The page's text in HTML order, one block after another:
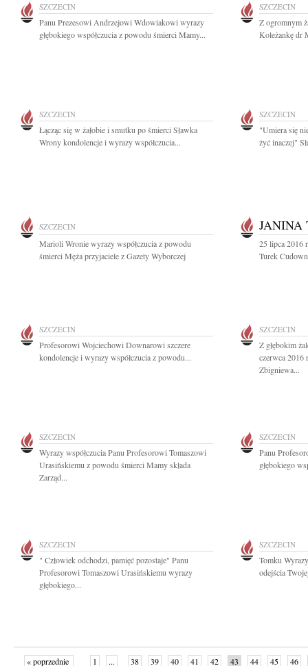
SZCZECIN
Panu Prezesowi Andrzejowi Wdowiakowi wyrazy
głębokiego współczucia z powodu śmierci Mamy...
SZCZECIN
Z ogromnym
Koleżankę dr
SZCZECIN
Łącząc się w żałobie i smutku po śmierci Sławka
Wrony kondolencje i wyrazy współczucia...
SZCZECIN
"Umiera się
żyć inaczej"
SZCZECIN
Marioli Wronie wyrazy współczucia z powodu
śmierci Męża przyjaciele z Gazety Wyborczej
JANINA
25 lipca 2016
Turek
SZCZECIN
Profesorowi Wojciechowi Downarowi szczere
kondolencje i wyrazy współczucia z powodu...
SZCZECIN
Z głębokim
czerwca 2016
Zbigniewa...
SZCZECIN
Wyrazy współczucia Panu Profesorowi Tomaszowi
Urasińskiemu z powodu śmierci Mamy składa
Zarząd...
SZCZECIN
Panu
głębokiego
SZCZECIN
" Człowiek odchodzi, pamięć pozostaje" Panu
Profesorowi Tomaszowi Urasińskiemu wyrazy
głębokiego...
SZCZECIN
Tomku
odejścia
« poprzednie 1 ... 38 39 40 41 42 43 44 45 46